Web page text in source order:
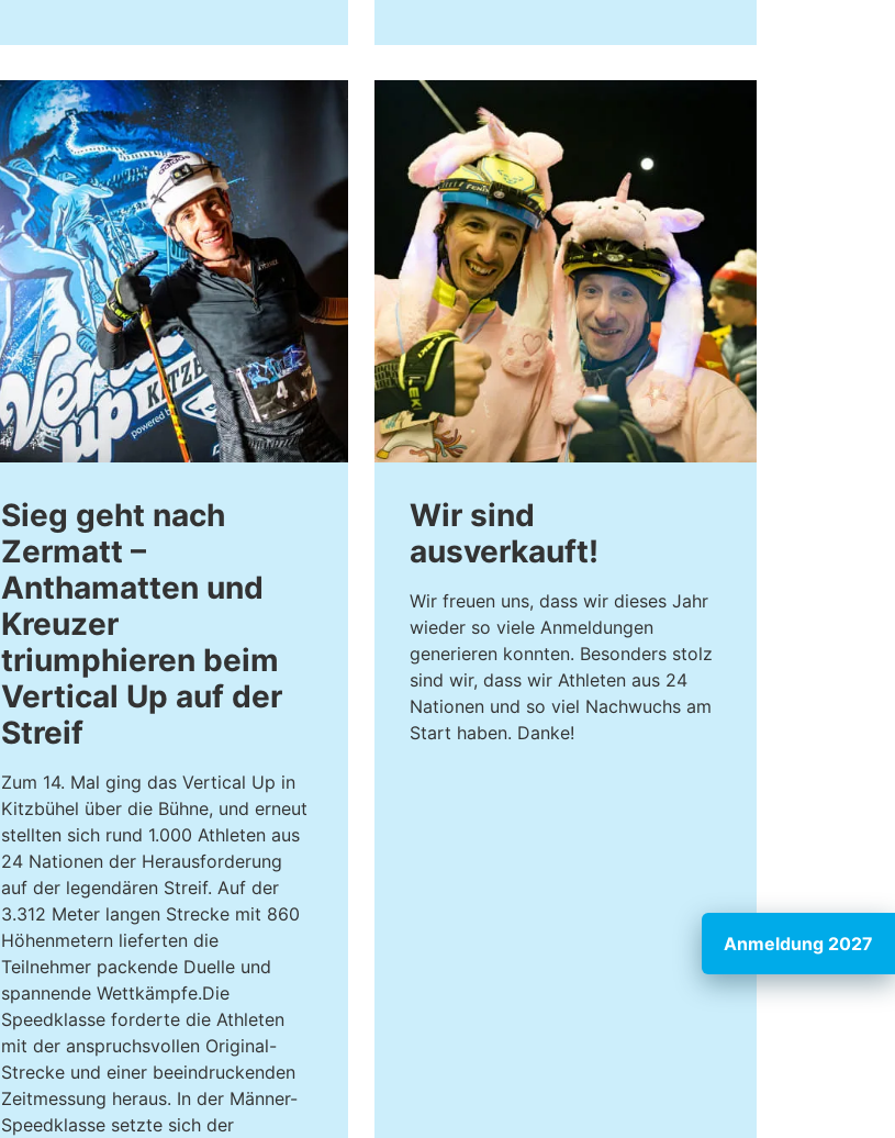
Sieg geht nach
Zermatt –
Anthamatten und
Kreuzer
triumphieren beim
Vertical Up auf der
Streif
Zum 14. Mal ging das Vertical Up in
Kitzbühel über die Bühne, und erneut
stellten sich rund 1.000 Athleten aus
24 Nationen der Herausforderung
auf der legendären Streif. Auf der
3.312 Meter langen Strecke mit 860
Höhenmetern lieferten die
Teilnehmer packende Duelle und
spannende Wettkämpfe.Die
Speedklasse forderte die Athleten
mit der anspruchsvollen Original-
Strecke und einer beeindruckenden
Zeitmessung heraus. In der Männer-
Speedklasse setzte sich der
Wir sind
ausverkauft!
Wir freuen uns, dass wir dieses Jahr
wieder so viele Anmeldungen
generieren konnten. Besonders stolz
sind wir, dass wir Athleten aus 24
Nationen und so viel Nachwuchs am
Start haben. Danke!
Anmeldung 2027